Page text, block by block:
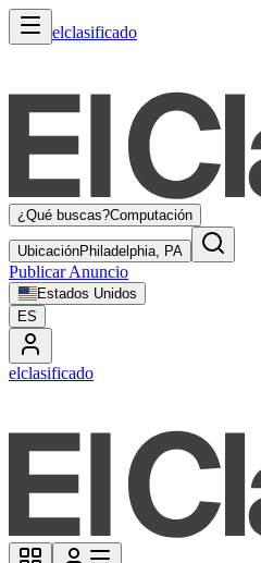
elclasificado
¿Qué buscas?Computación
UbicaciónPhiladelphia, PA
Publicar Anuncio
Estados Unidos
ES
elclasificado